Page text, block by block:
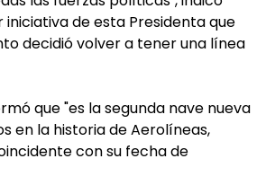
iniciativa de esta Presidenta que
decidió volver a tener una línea
que "es la segunda nave nueva
en la historia de Aerolíneas,
con su fecha de